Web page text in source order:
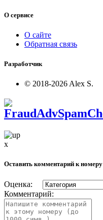
О сервисе
О сайте
Обратная связь
Разработчик
© 2018-2026 Alex S.
x
Оставить комментарий к номеру
Оценка:
Комментарий: